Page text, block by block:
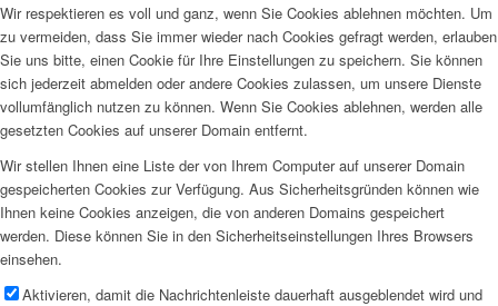
Wir respektieren es voll und ganz, wenn Sie Cookies ablehnen möchten. Um
zu vermeiden, dass Sie immer wieder nach Cookies gefragt werden, erlauben
Sie uns bitte, einen Cookie für Ihre Einstellungen zu speichern. Sie können
sich jederzeit abmelden oder andere Cookies zulassen, um unsere Dienste
vollumfänglich nutzen zu können. Wenn Sie Cookies ablehnen, werden alle
gesetzten Cookies auf unserer Domain entfernt.
Wir stellen Ihnen eine Liste der von Ihrem Computer auf unserer Domain
gespeicherten Cookies zur Verfügung. Aus Sicherheitsgründen können wie
Ihnen keine Cookies anzeigen, die von anderen Domains gespeichert
werden. Diese können Sie in den Sicherheitseinstellungen Ihres Browsers
einsehen.
Aktivieren, damit die Nachrichtenleiste dauerhaft ausgeblendet wird und